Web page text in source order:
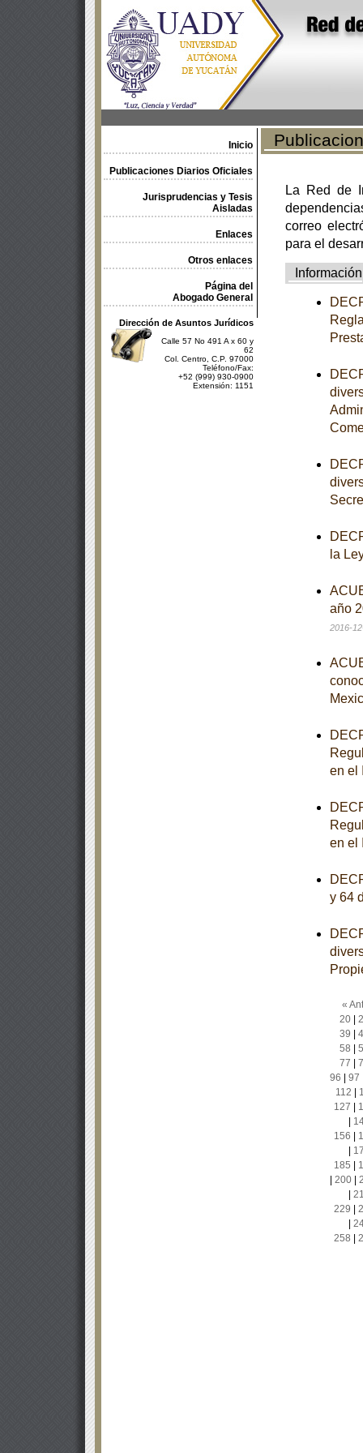
Inicio
Publicaciones Diarios Oficiales
Jurisprudencias y Tesis
Aisladas
Enlaces
Otros enlaces
Página del
Abogado General
Dirección de Asuntos Jurídicos
Calle 57 No 491 A x 60 y
62
Col. Centro, C.P. 97000
Teléfono/Fax:
+52 (999) 930-0900
Extensión: 1151
La Red de
correo
para el
Información
la
año
2016-
en el
en el
y 64
«
20|
39
58
77
96
97
112
127
156
185
200|
229
258